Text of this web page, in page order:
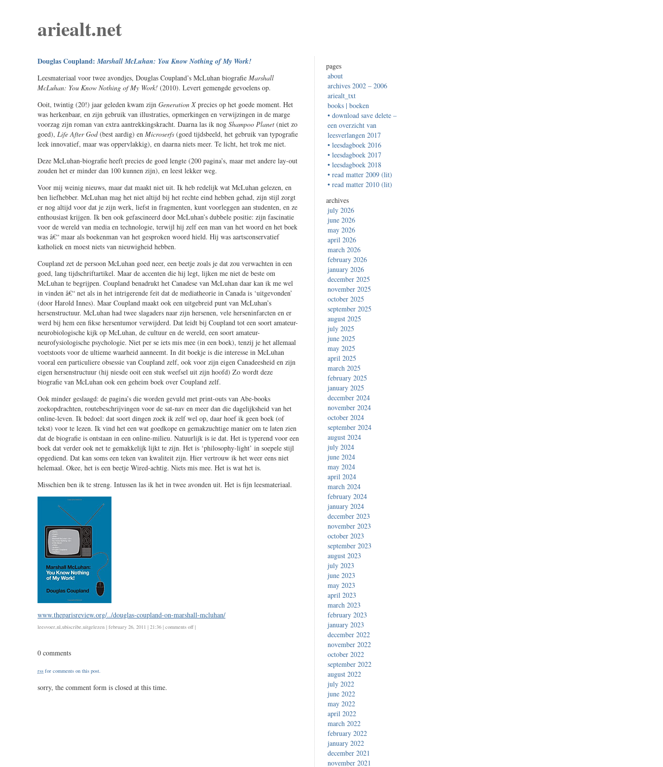
ariealt.net
Douglas Coupland:Marshall McLuhan: You Know Nothing of My Work!
Leesmateriaal voor twee avondjes, Douglas Coupland’s McLuhan biografie Marshall
McLuhan: You Know Nothing of My Work! (2010). Levert gemengde gevoelens op.
Ooit, twintig (20!) jaar geleden kwam zijn Generation X precies op het goede moment. Het
was herkenbaar, en zijn gebruik van illustraties, opmerkingen en verwijzingen in de marge
voorzag zijn roman van extra aantrekkingskracht. Daarna las ik nog Shampoo Planet (niet zo
goed), Life After God(best aardig) en Microserfs (goed tijdsbeeld, het gebruik van typografie
leek innovatief, maar was oppervlakkig), en daarna niets meer. Te licht, het trok me niet.
Deze McLuhan-biografie heeft precies de goed lengte (200 pagina’s, maar met andere lay-out
zouden het er minder dan 100 kunnen zijn), en leest lekker weg.
Voor mij weinig nieuws, maar dat maakt niet uit. Ik heb redelijk wat McLuhan gelezen, en
ben liefhebber. McLuhan mag het niet altijd bij het rechte eind hebben gehad, zijn stijl zorgt
er nog altijd voor dat je zijn werk, liefst in fragmenten, kunt voorleggen aan studenten, en ze
enthousiast krijgen. Ik ben ook gefascineerd door McLuhan’s dubbele positie: zijn fascinatie
voor de wereld van media en technologie, terwijl hij zelf een man van het woord en het boek
was â€“ maar als boekenman van het gesproken woord hield. Hij was aartsconservatief
katholiek en moest niets van nieuwigheid hebben.
Coupland zet de persoon McLuhan goed neer, een beetje zoals je dat zou verwachten in een
goed, lang tijdschriftartikel. Maar de accenten die hij legt, lijken me niet de beste om
McLuhan te begrijpen. Coupland benadrukt het Canadese van McLuhan daar kan ik me wel
in vinden â€“ net als in het intrigerende feit dat de mediatheorie in Canada is ‘uitgevonden’
(door Harold Innes). Maar Coupland maakt ook een uitgebreid punt van McLuhan’s
hersenstructuur. McLuhan had twee slagaders naar zijn hersenen, vele herseninfarcten en er
werd bij hem een fikse hersentumor verwijderd. Dat leidt bij Coupland tot een soort amateur-
neurobiologische kijk op McLuhan, de cultuur en de wereld, een soort amateur-
neurofysiologische psychologie. Niet per se iets mis mee (in een boek), tenzij je het allemaal
voetstoots voor de ultieme waarheid aanneemt. In dit boekje is die interesse in McLuhan
vooral een particuliere obsessie van Coupland zelf, ook voor zijn eigen Canadeesheid en zijn
eigen hersenstructuur (hij niesde ooit een stuk weefsel uit zijn hoofd) Zo wordt deze
biografie van McLuhan ook een geheim boek over Coupland zelf.
Ook minder geslaagd: de pagina’s die worden gevuld met print-outs van Abe-books
zoekopdrachten, routebeschrijvingen voor de sat-nav en meer dan die dagelijksheid van het
online-leven. Ik bedoel: dat soort dingen zoek ik zelf wel op, daar hoef ik geen boek (of
tekst) voor te lezen. Ik vind het een wat goedkope en gemakzuchtige manier om te laten zien
dat de biografie is ontstaan in een online-milieu. Natuurlijk is ie dat. Het is typerend voor een
boek dat verder ook net te gemakkelijk lijkt te zijn. Het is ‘philosophy-light’ in soepele stijl
opgediend. Dat kan soms een teken van kwaliteit zijn. Hier vertrouw ik het weer eens niet
helemaal. Okee, het is een beetje Wired-achtig. Niets mis mee. Het is wat het is.
Misschien ben ik te streng. Intussen las ik het in twee avonden uit. Het is fijn leesmateriaal.
www.theparisreview.org/../douglas-coupland-on-marshall-mcluhan/
leesvoer,nl,ubiscribe,uitgelezen | february 26, 2011 | 21:36 | comments offon
|
0 comments
rss for comments on this post.
sorry, the comment form is closed at this time.
pages
about
archives 2002 – 2006
ariealt_txt
books | boeken
• download save delete –
een overzicht van
leesverlangen 2017
• leesdagboek 2016
• leesdagboek 2017
• leesdagboek 2018
• read matter 2009 (lit)
• read matter 2010 (lit)
archives
july 2026
june 2026
may 2026
april 2026
march 2026
february 2026
january 2026
december 2025
november 2025
october 2025
september 2025
august 2025
july 2025
june 2025
may 2025
april 2025
march 2025
february 2025
january 2025
december 2024
november 2024
october 2024
september 2024
august 2024
july 2024
june 2024
may 2024
april 2024
march 2024
february 2024
january 2024
december 2023
november 2023
october 2023
september 2023
august 2023
july 2023
june 2023
may 2023
april 2023
march 2023
february 2023
january 2023
december 2022
november 2022
october 2022
september 2022
august 2022
july 2022
june 2022
may 2022
april 2022
march 2022
february 2022
january 2022
december 2021
november 2021